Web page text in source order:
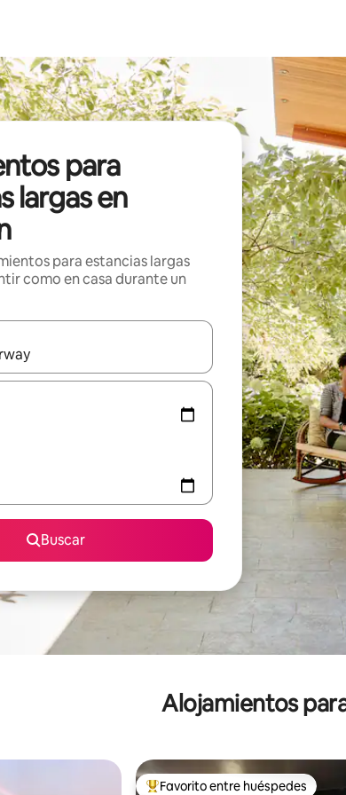
para
largas en
para estancias largas
como en casa durante un
estén disponibles, podrás navegar usando las
Buscar
Alojamientos
Favorito entre huéspedes